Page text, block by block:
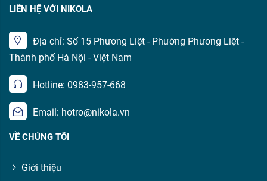
LIÊN HỆ VỚI NIKOLA
Địa chỉ: Số 15 Phương Liệt - Phường Phương Liệt -
Thành phố Hà Nội - Việt Nam
Hotline: 0983-957-668
Email: hotro@nikola.vn
VỀ CHÚNG TÔI
Giới thiệu